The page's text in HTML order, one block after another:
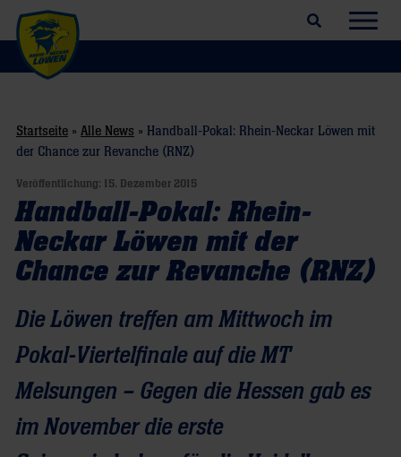
Suchfeld öffnen
Startseite » Alle News » Handball-Pokal: Rhein-Neckar Löwen mit
der Chance zur Revanche (RNZ)
Veröffentlichung: 15. Dezember 2015
Handball-Pokal: Rhein-
Neckar Löwen mit der
Chance zur Revanche (RNZ)
Die Löwen treffen am Mittwoch im
Pokal-Viertelfinale auf die MT
Melsungen – Gegen die Hessen gab es
im November die erste